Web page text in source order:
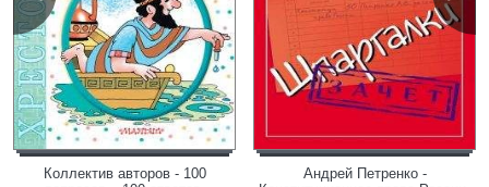
Коллектив авторов - 100
Андрей Петренко -